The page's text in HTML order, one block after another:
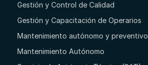
Gestión y Control de Calidad
Gestión y Capacitación de Operarios
Mantenimiento autónomo y preventivo
Mantenimiento Autónomo